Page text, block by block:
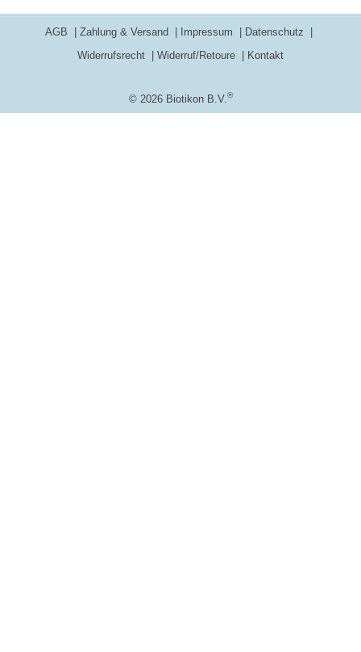
© 2026 Biotikon B.V.®
AGB Zahlung & Versand Impressum
Datenschutz
Widerrufsrecht
Widerruf/Retoure Kontakt